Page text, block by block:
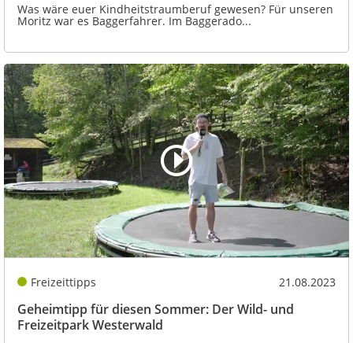
Was wäre euer Kindheitstraumberuf gewesen? Für unseren
Moritz war es Baggerfahrer. Im Baggerado...
Freizeittipps 21.08.2023
Geheimtipp für diesen Sommer: Der Wild- und
Freizeitpark Westerwald